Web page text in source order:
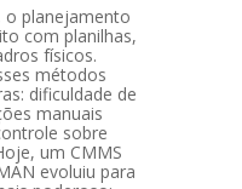
de
um
Software
com
Atualizações
Contínuas
o planejamento
com planilhas,
físicos.
métodos
dificuldade de
manuais
sobre
um CMMS
evoluiu para